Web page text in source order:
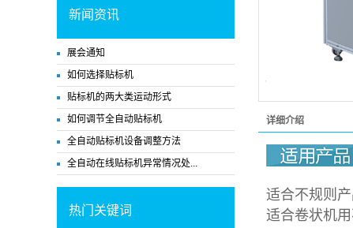
新闻资讯
展会通知
如何选择贴标机
贴标机的两大类运动形式
如何调节全自动贴标机
全自动贴标机设备调整方法
全自动在线贴标机异常情况处...
热门关键词
详细介绍
适合不规则
适合卷状机